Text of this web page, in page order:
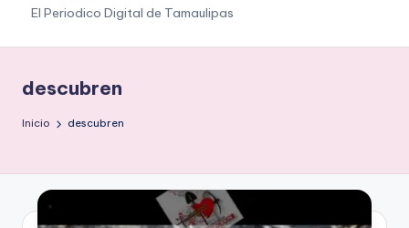
p
e
g
s
.
El Periodico Digital de Tamaulipas
descubren
Inicio descubren